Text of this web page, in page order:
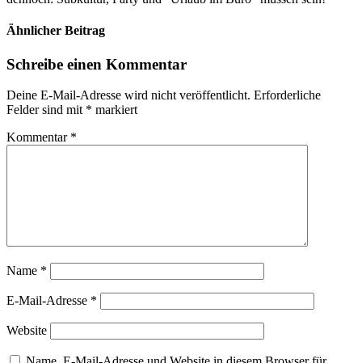
Ähnlicher Beitrag
Schreibe einen Kommentar
Deine E-Mail-Adresse wird nicht veröffentlicht. Erforderliche
Felder sind mit * markiert
Kommentar *
Name *
E-Mail-Adresse *
Website